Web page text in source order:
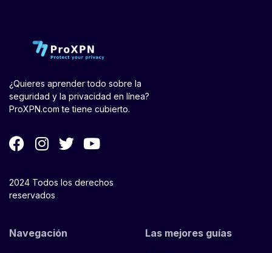
¿Quieres aprender todo sobre la
seguridad y la privacidad en línea?
ProXPN.com te tiene cubierto.
2024 Todos los derechos
reservados
Navegación Las mejores guías